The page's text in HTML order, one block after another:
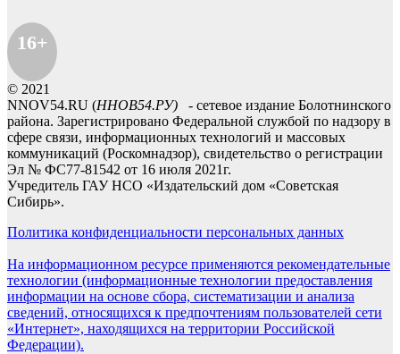
16+
© 2021
NNOV54.RU (ННОВ54.РУ) - сетевое издание Болотнинского
района. Зарегистрировано Федеральной службой по надзору в
сфере связи, информационных технологий и массовых
коммуникаций (Роскомнадзор), свидетельство о регистрации
Эл № ФС77-81542 от 16 июля 2021г.
Учредитель ГАУ НСО «Издательский дом «Советская
Сибирь».
Политика конфиденциальности персональных данных
На информационном ресурсе применяются рекомендательные
технологии (информационные технологии предоставления
информации на основе сбора, систематизации и анализа
сведений, относящихся к предпочтениям пользователей сети
«Интернет», находящихся на территории Российской
Федерации).